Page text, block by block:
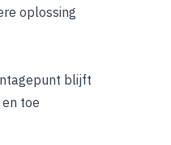
oplossing
blijft
toe